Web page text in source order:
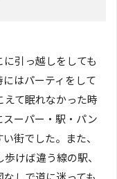
引っ越しをしても
はパーティをして
て眠れなかった時
ーパー・駅・パン
街でした。また、
けば違う線の駅、